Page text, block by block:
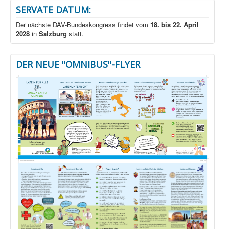
SERVATE DATUM:
Der nächste DAV-Bundeskongress findet vom 18. bis 22. April
2028 in Salzburg statt.
DER NEUE "OMNIBUS"-FLYER